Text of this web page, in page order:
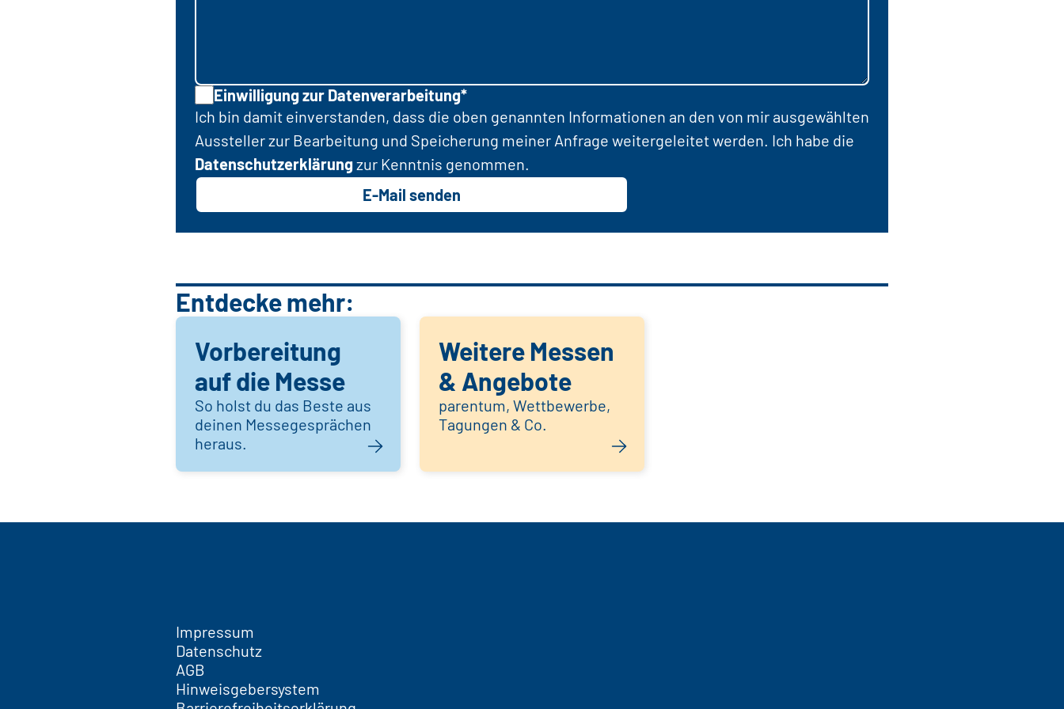
Einwilligung zur Datenverarbeitung*
Ich bin damit einverstanden, dass die oben genannten Informationen an den von mir ausgewählten
Aussteller zur Bearbeitung und Speicherung meiner Anfrage weitergeleitet werden. Ich habe die
Datenschutzerklärungzur Kenntnis genommen.
E-Mail senden
Entdecke mehr:
Vorbereitung
auf die Messe
So holst du das Beste aus
deinen Messegesprächen
heraus.
Weitere Messen
& Angebote
parentum, Wettbewerbe,
Tagungen & Co.
Impressum
Datenschutz
AGB
Hinweisgebersystem